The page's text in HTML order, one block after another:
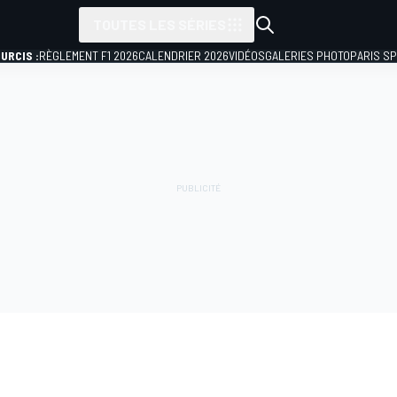
:RÈGLEMENT F1 2026CALENDRIER 2026VIDÉOSGALERIES PHOTOPARIS